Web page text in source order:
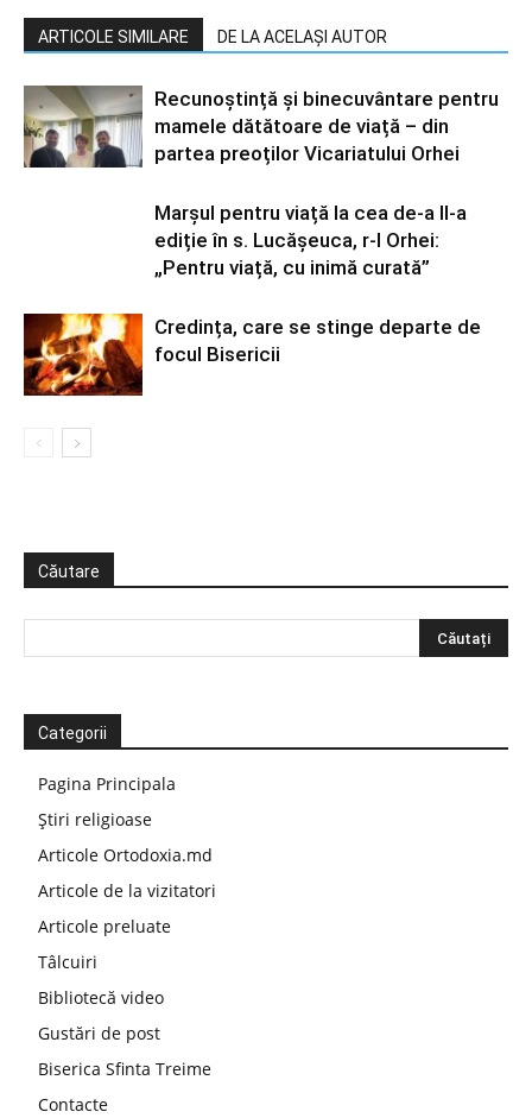
ARTICOLE SIMILARE DE LA ACELAȘI AUTOR
Recunoștință și binecuvântare pentru
mamele dătătoare de viață – din
partea preoților Vicariatului Orhei
Marșul pentru viață la cea de-a II-a
ediție în s. Lucășeuca, r-l Orhei:
„Pentru viață, cu inimă curată”
Credința, care se stinge departe de
focul Bisericii
Căutare
Categorii
Pagina Principala
Știri religioase
Articole Ortodoxia.md
Articole de la vizitatori
Articole preluate
Tâlcuiri
Bibliotecă video
Gustări de post
Biserica Sfinta Treime
Contacte